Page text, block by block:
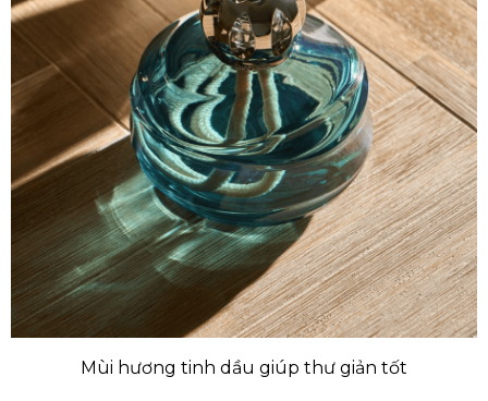
Mùi hương tinh dầu giúp thư giản tốt